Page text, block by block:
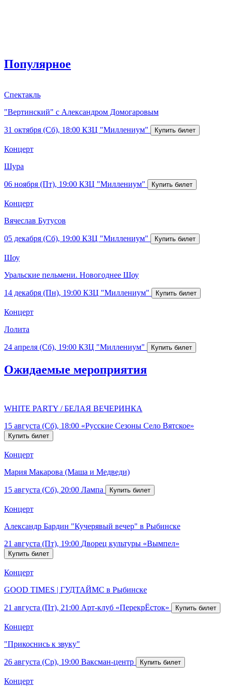
Популярное
Спектакль
"Вертинский" с Александром Домогаровым
31 октября (Сб), 18:00 КЗЦ "Миллениум"
Концерт
Шура
06 ноября (Пт), 19:00 КЗЦ "Миллениум"
Концерт
Вячеслав Бутусов
05 декабря (Сб), 19:00 КЗЦ "Миллениум"
Шоу
Уральские пельмени. Новогоднее Шоу
14 декабря (Пн), 19:00 КЗЦ "Миллениум"
Концерт
Лолита
24 апреля (Сб), 19:00 КЗЦ "Миллениум"
Ожидаемые мероприятия
WHITE PARTY / БЕЛАЯ ВЕЧЕРИНКА
15 августа (Сб), 18:00 «Русские Сезоны Село Вятское»
Концерт
Мария Макарова (Маша и Медведи)
15 августа (Сб), 20:00 Лампа
Концерт
Александр Бардин "Кучерявый вечер" в Рыбинске
21 августа (Пт), 19:00 Дворец культуры «Вымпел»
Концерт
GOOD TIMES | ГУДТАЙМС в Рыбинске
21 августа (Пт), 21:00 Арт-клуб «ПерекрЁсток»
Концерт
"Прикоснись к звуку"
26 августа (Ср), 19:00 Ваксман-центр
Концерт